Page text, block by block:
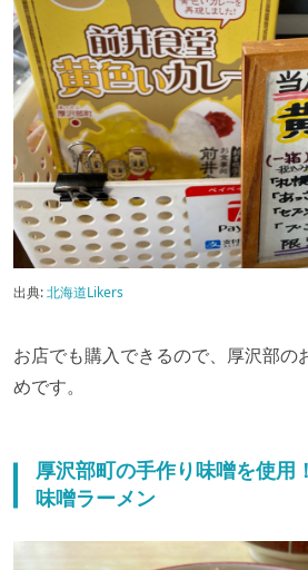
出典:北海道Likers
お店でも購入できるので、厚沢部の
めです。
厚沢部町の手作り味噌を使用
味噌ラーメン